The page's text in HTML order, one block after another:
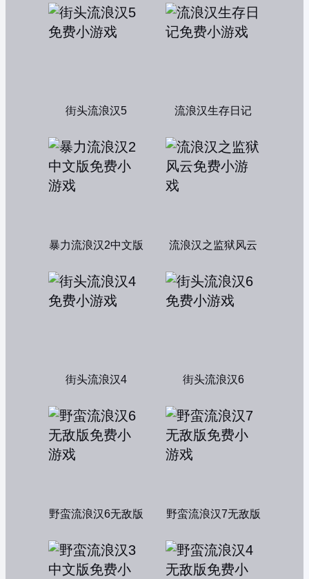
街头流浪汉5 流浪汉生存日记
暴力流浪汉2中文版 流浪汉之监狱风云
街头流浪汉4 街头流浪汉6
野蛮流浪汉6无敌版 野蛮流浪汉7无敌版